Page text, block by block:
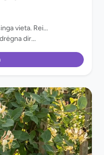
vieta. Rei...
dir...